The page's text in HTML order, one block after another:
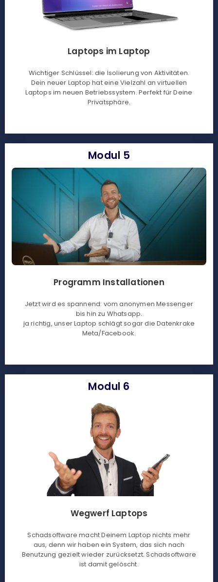
Laptops im Laptop
Wichtiger Schlüssel: die Isolierung von Aktivitäten.
Dein neuer Laptop hat eine Vielzahl an virtuellen
Laptops im neuen Betriebssystem. Perfekt für Deine
Privatsphäre.
Modul 5
Programm Installationen
Jetzt wird es spannend: vom anonymen Messenger
bis hin zu Whatsapp.
ja richtig, unser Laptop schlägt sogar die Datenkrake
Meta/Facebook.
Modul 6
Wegwerf Laptops
Schadsoftware macht Deinem Laptop nichts mehr
aus, denn wir haben ein System, das sich nach
Benutzung gezielt wieder zurücksetzt. Schadsoftware
ist damit gelöscht.